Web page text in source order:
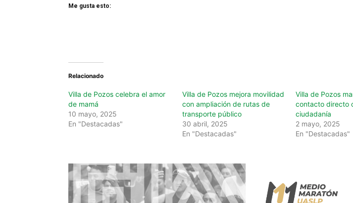
Me gusta esto:
Relacionado
Villa de Pozos celebra el amor
de mamá
10 mayo, 2025
En "Destacadas"
Villa de Pozos mejora movilidad
con ampliación de rutas de
transporte público
30 abril, 2025
En "Destacadas"
Villa de Pozos
contacto directo
ciudadanía
2 mayo, 2025
En "Destacadas"